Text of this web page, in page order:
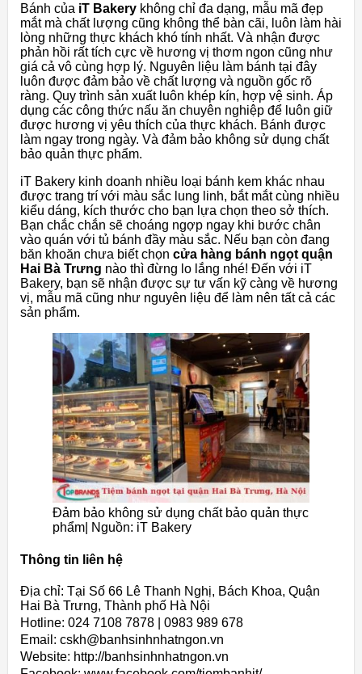
Bánh của iT Bakery không chỉ đa dạng, mẫu mã đẹp
mắt mà chất lượng cũng không thể bàn cãi, luôn làm hài
lòng những thực khách khó tính nhất. Và nhận được
phản hồi rất tích cực về hương vị thơm ngon cũng như
giá cả vô cùng hợp lý. Nguyên liệu làm bánh tại đây
luôn được đảm bảo về chất lượng và nguồn gốc rõ
ràng. Quy trình sản xuất luôn khép kín, hợp vệ sinh. Áp
dụng các công thức nấu ăn chuyên nghiệp để luôn giữ
được hương vị yêu thích của thực khách. Bánh được
làm ngay trong ngày. Và đảm bảo không sử dụng chất
bảo quản thực phẩm.
iT Bakery kinh doanh nhiều loại bánh kem khác nhau
được trang trí với màu sắc lung linh, bắt mắt cùng nhiều
kiểu dáng, kích thước cho bạn lựa chọn theo sở thích.
Bạn chắc chắn sẽ choáng ngợp ngay khi bước chân
vào quán với tủ bánh đầy màu sắc. Nếu bạn còn đang
băn khoăn chưa biết chọn cửa hàng bánh ngọt quận
Hai Bà Trưng nào thì đừng lo lắng nhé! Đến với iT
Bakery, bạn sẽ nhận được sự tư vấn kỹ càng về hương
vị, mẫu mã cũng như nguyên liệu để làm nên tất cả các
sản phẩm.
Đảm bảo không sử dụng chất bảo quản thực
phẩm| Nguồn: iT Bakery
Thông tin liên hệ
Địa chỉ: Tại Số 66 Lê Thanh Nghị, Bách Khoa, Quận
Hai Bà Trưng, Thành phố Hà Nội
Hotline: 024 7108 7878 | 0983 989 678
Email: cskh@banhsinhnhatngon.vn
Website: http://banhsinhnhatngon.vn